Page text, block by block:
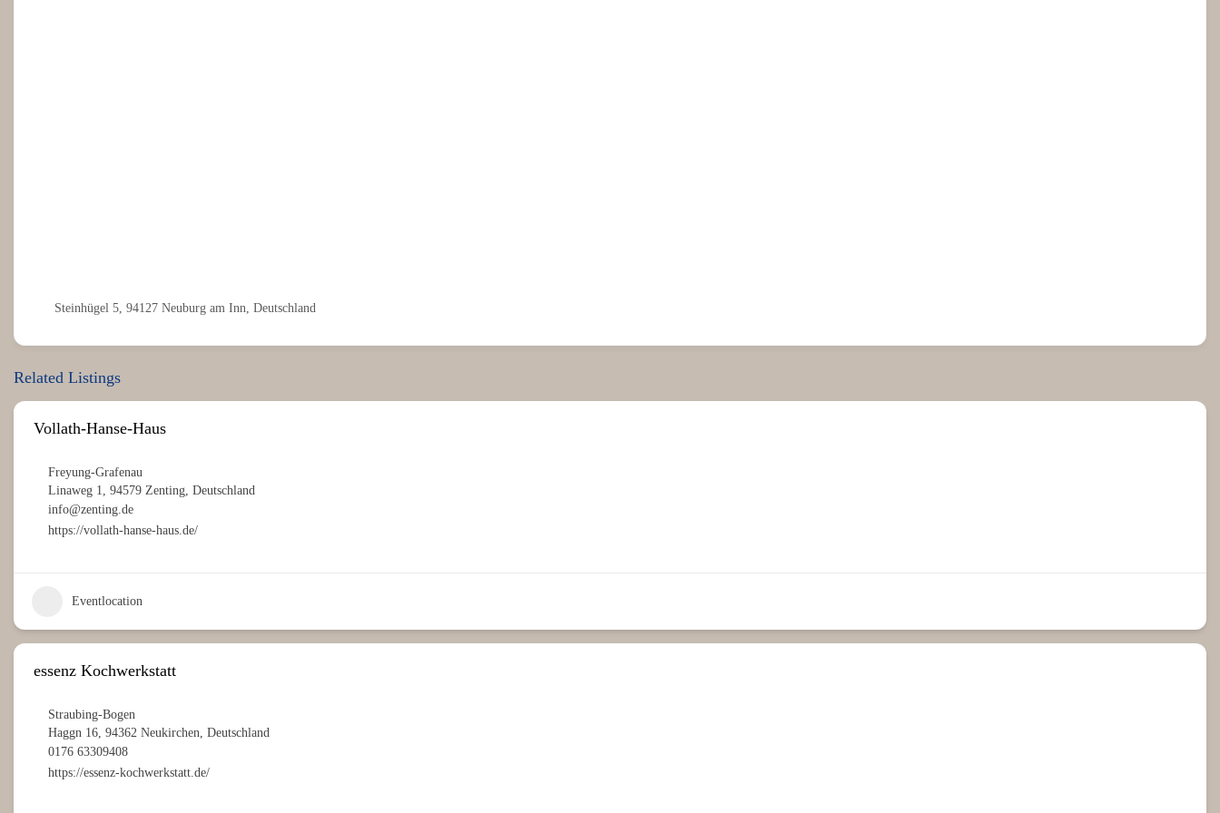
Steinhügel 5, 94127 Neuburg am Inn, Deutschland
Related Listings
Vollath-Hanse-Haus
Freyung-Grafenau
Linaweg 1, 94579 Zenting, Deutschland
info@zenting.de
https://vollath-hanse-haus.de/
Eventlocation
essenz Kochwerkstatt
Straubing-Bogen
Haggn 16, 94362 Neukirchen, Deutschland
0176 63309408
https://essenz-kochwerkstatt.de/